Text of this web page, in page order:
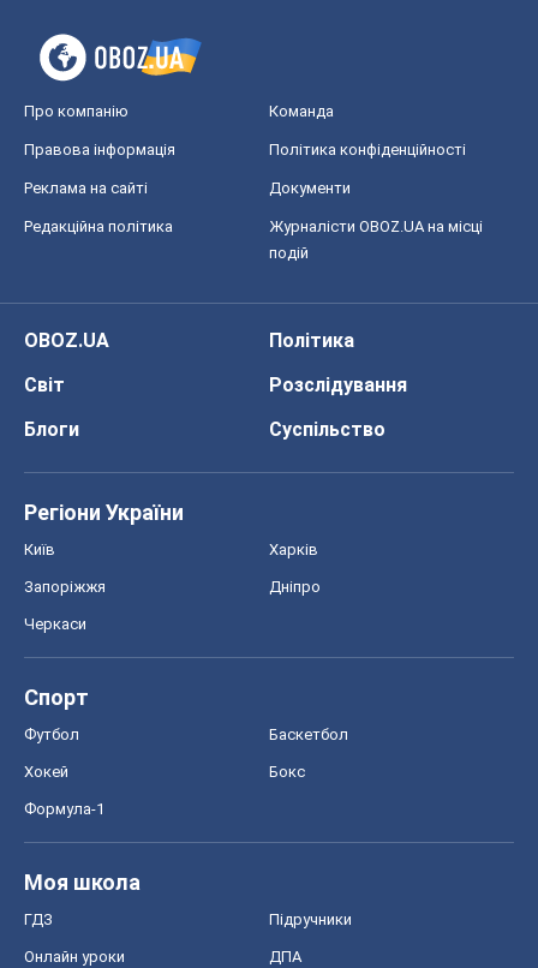
Про компанію Команда
Правова інформація Політика конфіденційності
Реклама на сайті Документи
Редакційна політика
Журналісти OBOZ.UA на місці
подій
OBOZ.UA
Політика
Світ
Розслідування
Блоги
Суспільство
Регіони України
Київ Харків
Запоріжжя Дніпро
Черкаси
Спорт
Футбол Баскетбол
Хокей Бокс
Формула-1
Моя школа
ГДЗ Підручники
Онлайн уроки ДПА